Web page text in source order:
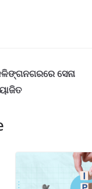
ସେନା